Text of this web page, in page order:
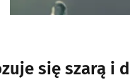
się szarą i